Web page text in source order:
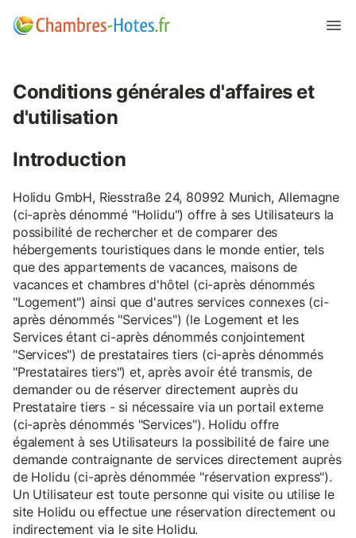
Conditions générales d'affaires et
d'utilisation
Introduction
Holidu GmbH, Riesstraße 24, 80992 Munich, Allemagne
(ci-après dénommé "Holidu") offre à ses Utilisateurs la
possibilité de rechercher et de comparer des
hébergements touristiques dans le monde entier, tels
que des appartements de vacances, maisons de
vacances et chambres d'hôtel (ci-après dénommés
"Logement") ainsi que d'autres services connexes (ci-
après dénommés "Services") (le Logement et les
Services étant ci-après dénommés conjointement
"Services") de prestataires tiers (ci-après dénommés
"Prestataires tiers") et, après avoir été transmis, de
demander ou de réserver directement auprès du
Prestataire tiers - si nécessaire via un portail externe
(ci-après dénommés "Services"). Holidu offre
également à ses Utilisateurs la possibilité de faire une
demande contraignante de services directement auprès
de Holidu (ci-après dénommée "réservation express").
Un Utilisateur est toute personne qui visite ou utilise le
site Holidu ou effectue une réservation directement ou
indirectement via le site Holidu.